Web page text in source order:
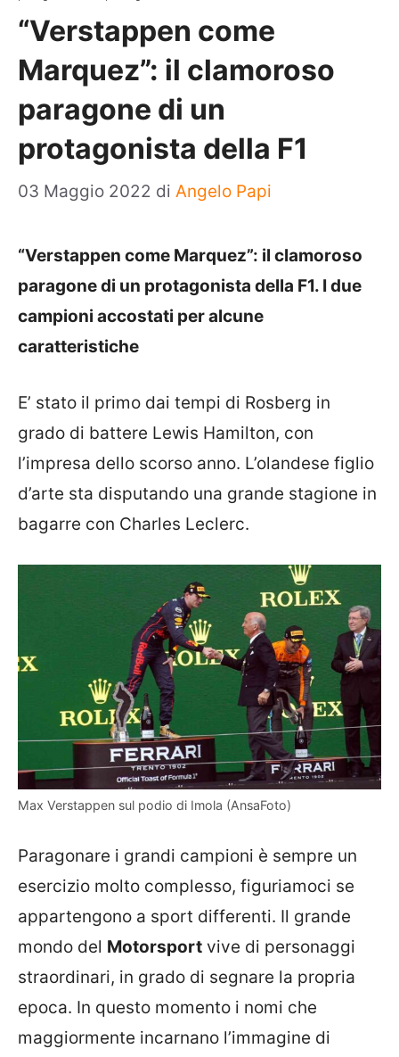
“Verstappen come
Marquez”: il clamoroso
paragone di un
protagonista della F1
03 Maggio 2022 di Angelo Papi
“Verstappen come Marquez”: il clamoroso
paragone di un protagonista della F1. I due
campioni accostati per alcune
caratteristiche
E’ stato il primo dai tempi di Rosberg in
grado di battere Lewis Hamilton, con
l’impresa dello scorso anno. L’olandese figlio
d’arte sta disputando una grande stagione in
bagarre con Charles Leclerc.
Max Verstappen sul podio di Imola (AnsaFoto)
Paragonare i grandi campioni è sempre un
esercizio molto complesso, figuriamoci se
appartengono a sport differenti. Il grande
mondo del Motorsport vive di personaggi
straordinari, in grado di segnare la propria
epoca. In questo momento i nomi che
maggiormente incarnano l’immagine di